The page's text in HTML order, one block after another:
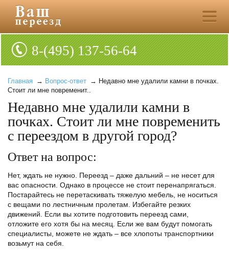
8-(495) 137-56-64
Главная → Вопрос-ответ → Недавно мне удалили камни в почках.
Стоит ли мне повременит..
Недавно мне удалили камни в
почках. Стоит ли мне повременить
с переездом в другой город?
Ответ на вопрос:
Нет, ждать не нужно. Переезд – даже дальний – не несет для
вас опасности. Однако в процессе не стоит перенапрягаться.
Постарайтесь не перетаскивать тяжелую мебель, не носиться
с вещами по лестничным пролетам. Избегайте резких
движений. Если вы хотите подготовить переезд сами,
отложите его хотя бы на месяц. Если же вам будут помогать
специалисты, можете не ждать – все хлопоты транспортники
возьмут на себя.